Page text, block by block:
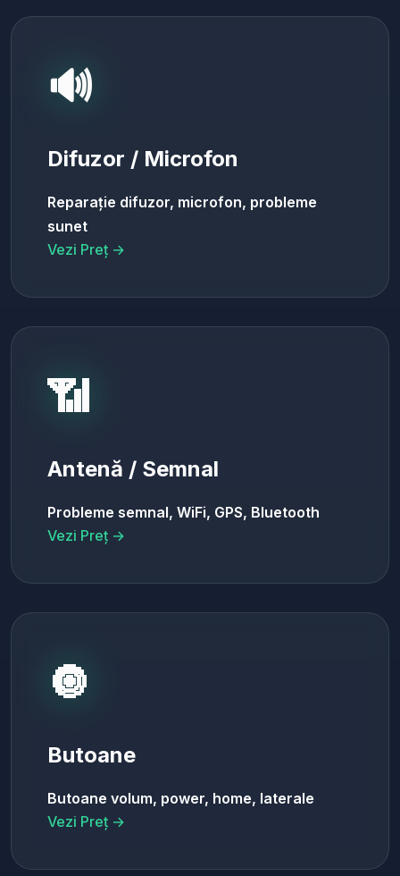
🔊
Difuzor / Microfon
Reparație difuzor, microfon, probleme
sunet
Vezi Preț →
📶
Antenă / Semnal
Probleme semnal, WiFi, GPS, Bluetooth
Vezi Preț →
🔘
Butoane
Butoane volum, power, home, laterale
Vezi Preț →